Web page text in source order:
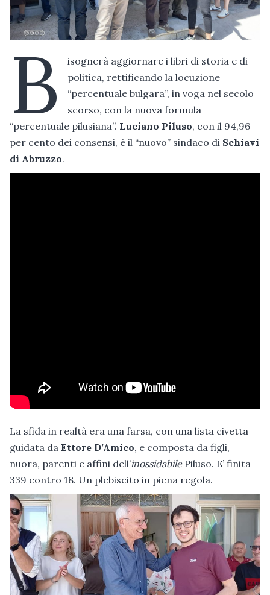
B
isognerà aggiornare i libri di storia e di
politica, rettificando la locuzione
“percentuale bulgara”, in voga nel secolo
scorso, con la nuova formula
“percentuale pilusiana”. Luciano Piluso, con il 94,96
per cento dei consensi, è il “nuovo” sindaco di Schiavi
di Abruzzo.
La sfida in realtà era una farsa, con una lista civetta
guidata da Ettore D’Amico, e composta da figli,
nuora, parenti e affini dell’inossidabilePiluso. E’ finita
339 contro 18. Un plebiscito in piena regola.